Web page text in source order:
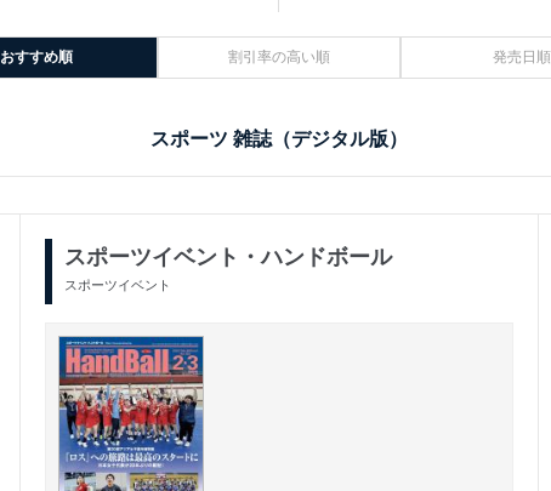
おすすめ順 割引率の高い順 発売日順
スポーツ 雑誌（デジタル版）
スポーツイベント・ハンドボール
スポーツイベント